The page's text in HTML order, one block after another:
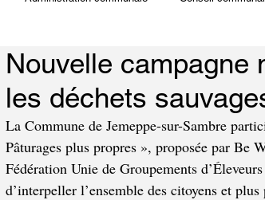
voiries Offres d'emploi Autres actualités
Nouvelle campagne
les déchets
La Commune de Jemeppe-sur-Sambre
Pâturages plus propres », proposée par Be
Fédération Unie de Groupements
d’interpeller l’ensemble des citoyens et